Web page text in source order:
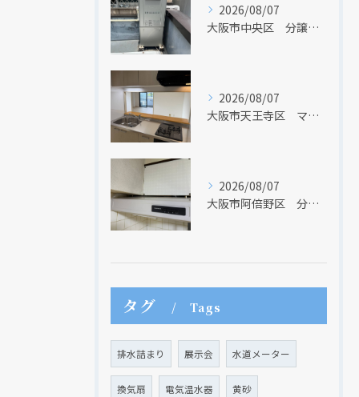
2026/08/07
大阪市中央区 分譲マンションの給湯器取替リフォーム工事 UV除菌機能搭載給湯器
2026/08/07
大阪市天王寺区 マンションのキッチン取替及び内装リフォーム工事 クリナップ
2026/08/07
大阪市阿倍野区 分譲マンションのレンジフード取替リフォーム工事 タカラスタンダード
タグ Tags
排水詰まり 展示会 水道メーター
換気扇 電気温水器 黄砂